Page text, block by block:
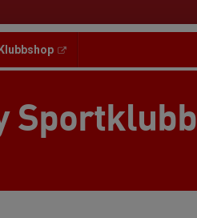
Klubbshop
Sportklubb